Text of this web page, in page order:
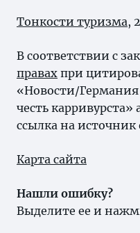
Тонкости туризма,
В соответствии с
правах при
«Новости/
честь
ссылка на источник
Карта сайта
Нашли ошибку?
Выделите ее и